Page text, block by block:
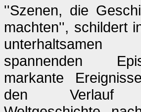
''Szenen, die
machten'', schildert
spannenden
markante
den Verlauf